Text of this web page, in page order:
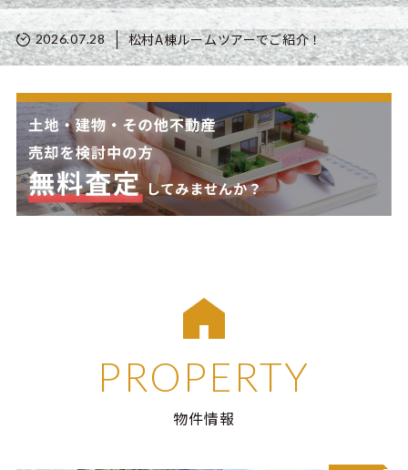
2026.07.28 松村A棟ルームツアーでご紹介！
PROPERTY
物件情報